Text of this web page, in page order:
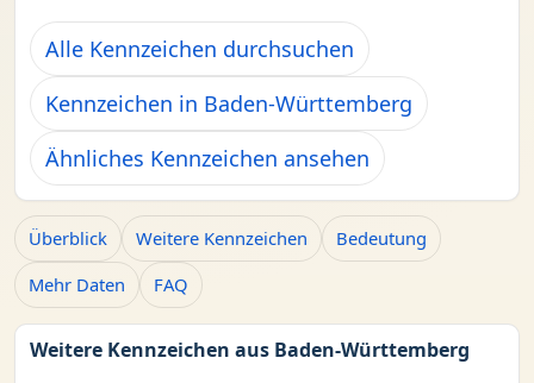
Alle Kennzeichen durchsuchen
Kennzeichen in Baden-Württemberg
Ähnliches Kennzeichen ansehen
Überblick Weitere Kennzeichen
Bedeutung
Mehr Daten
FAQ
Weitere Kennzeichen aus Baden-Württemberg